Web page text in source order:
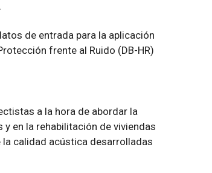
de entrada para la aplicación
frente al Ruido (DB-HR)
a la hora de abordar la
en la rehabilitación de viviendas
calidad acústica desarrolladas